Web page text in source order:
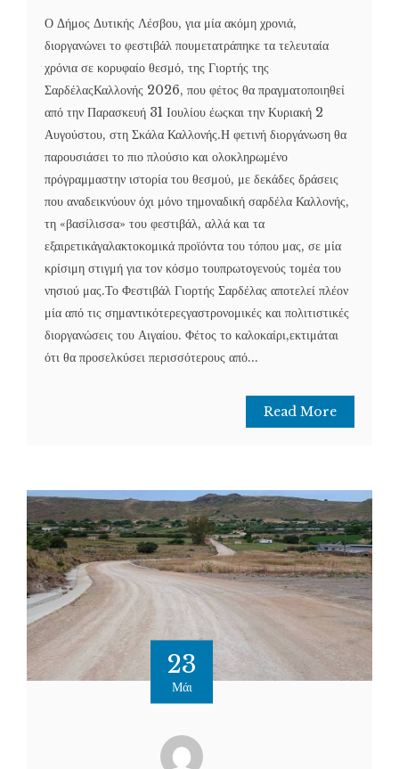
Ο Δήμος Δυτικής Λέσβου, για μία ακόμη χρονιά,
διοργανώνει το φεστιβάλ πουμετατράπηκε τα τελευταία
χρόνια σε κορυφαίο θεσμό, της Γιορτής της
ΣαρδέλαςΚαλλονής 2026, που φέτος θα πραγματοποιηθεί
από την Παρασκευή 31 Ιουλίου έωςκαι την Κυριακή 2
Αυγούστου, στη Σκάλα Καλλονής.Η φετινή διοργάνωση θα
παρουσιάσει το πιο πλούσιο και ολοκληρωμένο
πρόγραμμαστην ιστορία του θεσμού, με δεκάδες δράσεις
που αναδεικνύουν όχι μόνο τημοναδική σαρδέλα Καλλονής,
τη «βασίλισσα» του φεστιβάλ, αλλά και τα
εξαιρετικάγαλακτοκομικά προϊόντα του τόπου μας, σε μία
κρίσιμη στιγμή για τον κόσμο τουπρωτογενούς τομέα του
νησιού μας.Το Φεστιβάλ Γιορτής Σαρδέλας αποτελεί πλέον
μία από τις σημαντικότερεςγαστρονομικές και πολιτιστικές
διοργανώσεις του Αιγαίου. Φέτος το καλοκαίρι,εκτιμάται
ότι θα προσελκύσει περισσότερους από...
Read More
23
Μάι